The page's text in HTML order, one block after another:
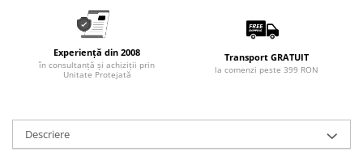
Ascutitori, radiere, agrafe
Foarfece pentru birou
Curatenie si igiena
Produse Antibacteriene
Articole pentru bucatarie
Experiență din 2008
în consultanță și achiziții prin
Unitate Protejată
Transport GRATUIT
la comenzi peste 399 RON
Descriere